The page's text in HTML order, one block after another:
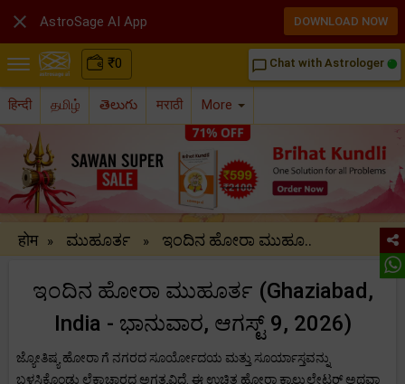
₹0 chat_bubble_outline Chat with Astrologer
हिन्दी தமிழ் తెలుగు मराठी More
होम » ಮುಹೂರ್ತ » ಇಂದಿನ ಹೋರಾ ಮುಹೂ..
ಇಂದಿನ ಹೋರಾ ಮುಹೂರ್ತ (Ghaziabad,
India - ಭಾನುವಾರ, ಆಗಸ್ಟ್ 9, 2026)
ಜ್ಯೋತಿಷ್ಯ ಹೋರಾ ಗೆ ನಗರದ ಸೂರ್ಯೋದಯ ಮತ್ತು ಸೂರ್ಯಾಸ್ತವನ್ನು
ಬಳಸಿಕೊಂಡು ಲೆಕ್ಕಾಚಾರದ ಅಗತ್ಯವಿದೆ. ಈ ಉಚಿತ ಹೋರಾ ಕ್ಯಾಲ್ಕುಲೇಟರ್ ಅಥವಾ
 AstroSage AI App DOWNLOAD NOW